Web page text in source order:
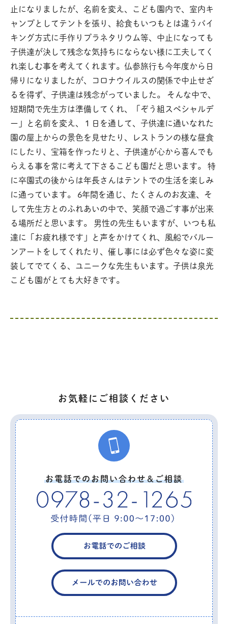
止になりましたが、名前を変え、こども園内で、室内キ
ャンプとしてテントを張り、給食もいつもとは違うバイ
キング方式に手作りプラネタリウム等、中止になっても
子供達が決して残念な気持ちにならない様に工夫してく
れ楽しむ事を考えてくれます。仏参旅行も今年度から日
帰りになりましたが、コロナウイルスの関係で中止せざ
るを得ず、子供達は残念がっていました。 そんな中で、
短期間で先生方は準備してくれ、「ぞう組スペシャルデ
ー」と名前を変え、１日を通して、子供達に通いなれた
園の屋上からの景色を見せたり、レストランの様な昼食
にしたり、宝箱を作ったりと、子供達が心から喜んでも
らえる事を常に考えて下さるこども園だと思います。 特
に卒園式の後からは年長さんはテントでの生活を楽しみ
に通っています。 6年間を通じ、たくさんのお友達、そ
して先生方とのふれあいの中で、笑顔で過ごす事が出来
る場所だと思います。 男性の先生もいますが、いつも私
達に「お疲れ様です」と声をかけてくれ、風船でバルー
ンアートをしてくれたり、催し事には必ず色々な姿に変
装してでてくる、ユニークな先生もいます。子供は泉光
こども園がとても大好きです。
お気軽にご相談ください
お電話でのお問い合わせ＆ご相談